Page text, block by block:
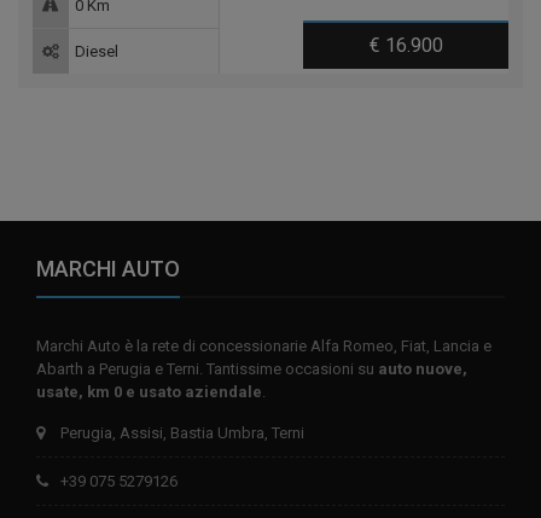
€ 16.900
0 Km
Diesel
MARCHI AUTO
Marchi Auto è la rete di concessionarie Alfa Romeo, Fiat, Lancia e
Abarth a Perugia e Terni. Tantissime occasioni su auto nuove,
usate, km 0 e usato aziendale
Perugia, Assisi, Bastia Umbra, Terni
+39 075 5279126